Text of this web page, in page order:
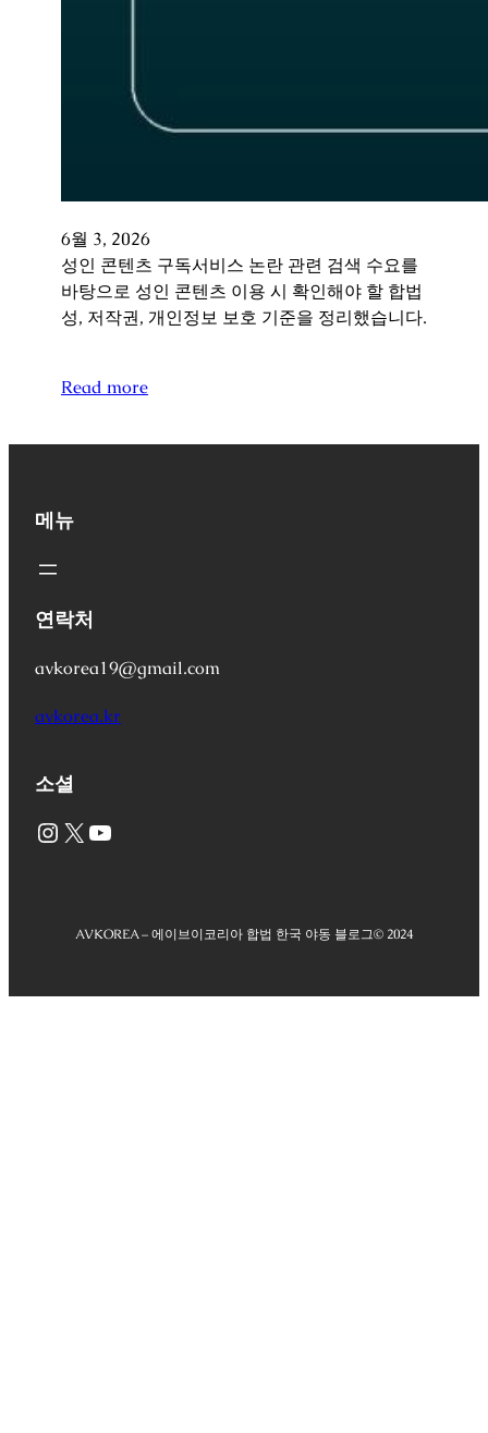
6월 3, 2026
성인 콘텐츠 구독서비스 논란 관련 검색 수요를
바탕으로 성인 콘텐츠 이용 시 확인해야 할 합법
성, 저작권, 개인정보 보호 기준을 정리했습니다.
Read more
메뉴
연락처
avkorea19@gmail.com
avkorea.kr
소셜
Instagram X YouTube
AVKOREA – 에이브이코리아 합법 한국 야동 블로그© 2024